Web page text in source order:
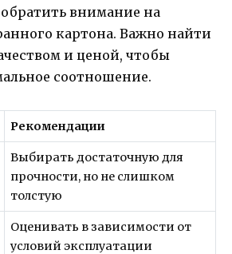
внимание на
картона. Важно найти
и ценой, чтобы
соотношение.
Рекомендации
Выбирать достаточную для
прочности, но не слишком
толстую
Оценивать в зависимости от
условий эксплуатации